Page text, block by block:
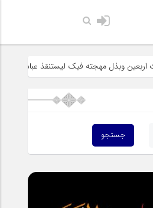
مهجته فیک لیستنقذ عبادک من الجهاله